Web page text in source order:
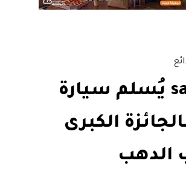
بنك saib يُسلم سيارة
الكبرى
الدهب